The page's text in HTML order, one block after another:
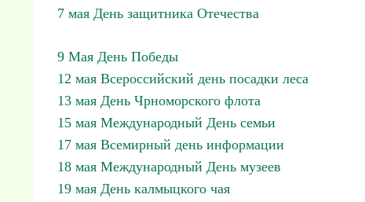
7 мая День защитника Отечества
9 Мая День Победы
12 мая Всероссийский день посадки леса
13 мая День Чрноморского флота
15 мая Международный День семьи
17 мая Всемирный день информации
18 мая Международный День музеев
19 мая День калмыцкого чая